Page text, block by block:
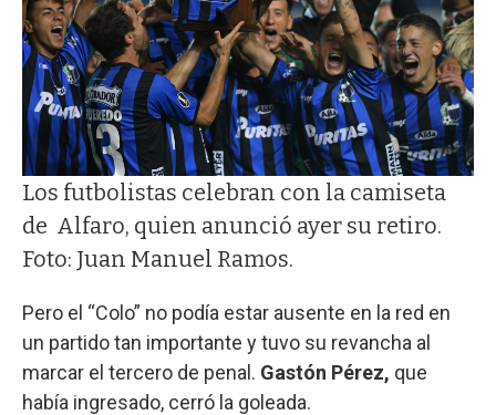
Los futbolistas celebran con la camiseta
de Alfaro, quien anunció ayer su retiro.
Foto: Juan Manuel Ramos.
Pero el “Colo” no podía estar ausente en la red en
un partido tan importante y tuvo su revancha al
marcar el tercero de penal. Gastón Pérez, que
había ingresado, cerró la goleada.